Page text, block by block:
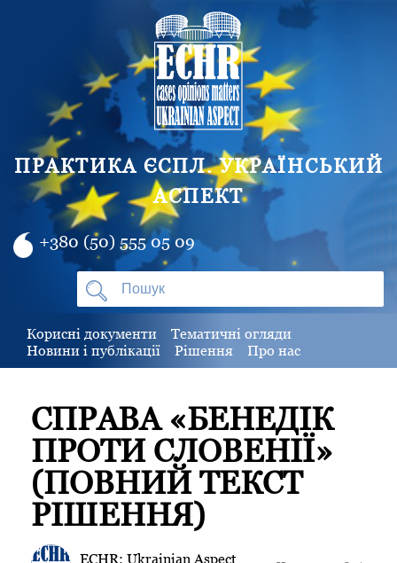
ПРАКТИКА ЄСПЛ. УКРАЇНСЬКИЙ
АСПЕКТ
+380 (50) 555 05 09
Корисні документи
Тематичні огляди
Новини і публікації
Рішення Про нас
СПРАВА «БЕНЕДІК
ПРОТИ СЛОВЕНІЇ»
(ПОВНИЙ ТЕКСТ
РІШЕННЯ)
ECHR: Ukrainian Aspect